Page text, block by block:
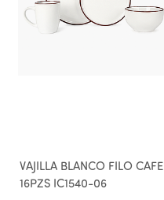
VAJILLA BLANCO FILO CAFE
16PZS IC1540-06